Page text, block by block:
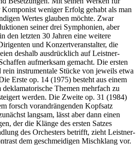
Komponist weniger Erfolg gehabt als man
Wertes glauben möchte. Zwar
seiner drei Symphonien, aber
den letzten 30 Jahren eine weitere
und Konzertveranstalter, die
deshalb ausdrücklich auf Leistner-
aufmerksam gemacht. Die ersten
instrumentale Stücke von jeweils etwa
Erste op. 14 (1975) besteht aus einem
Themen mehrfach zu
werden. Die Zweite op. 31 (1984)
forsch vorandrängenden Kopfsatz
langsam, lässt aber dann einen
der die Klänge des ersten Satzes
des Orchesters betrifft, zieht Leistner-
dem geschmeidigen Mischklang vor.